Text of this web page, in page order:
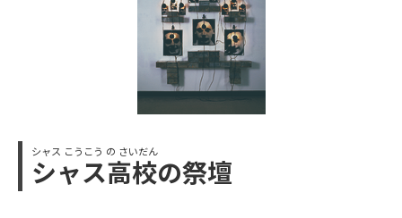
シャス こうこう の さいだん
シャス高校の祭壇